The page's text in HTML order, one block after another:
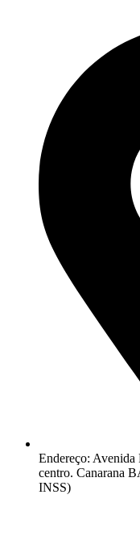
Endereço: Avenida
centro. Canarana
INSS)